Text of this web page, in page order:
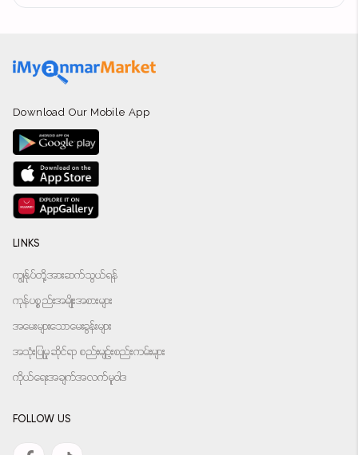
Download Our Mobile App
LINKS
ကျွန်ုပ်တို့အားဆက်သွယ်ရန်
ကုန်ပစ္စည်းအမျိုးအစားများ
အမေးများသောမေးခွန်းများ
အသုံးပြုမှုဆိုင်ရာ စည်းမျဉ်းစည်းကမ်းများ
ကိုယ်ရေးအချက်အလက်မူဝါဒ
FOLLOW US